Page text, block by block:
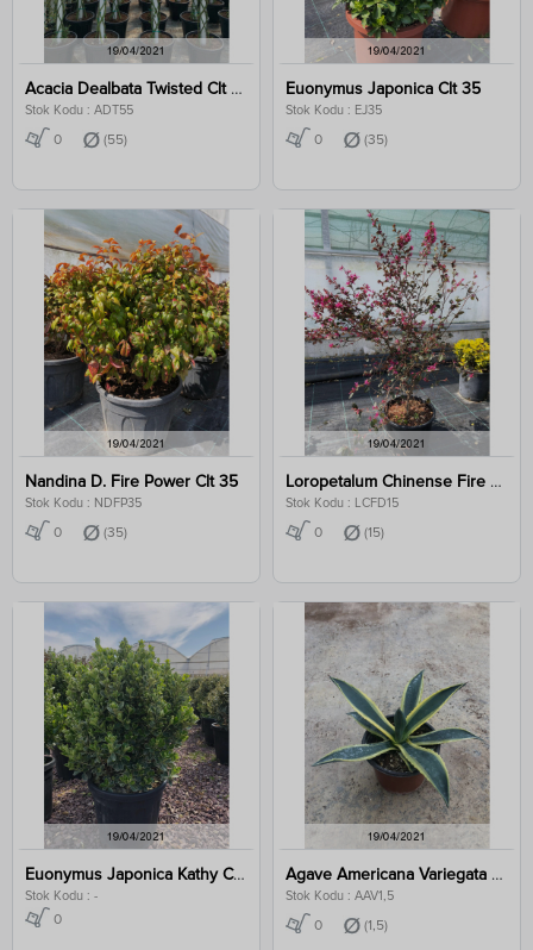
Acacia Dealbata Twisted Clt 55
Stok Kodu : ADT55
0 (55)
Euonymus Japonica Clt 35
Stok Kodu : EJ35
0 (35)
Nandina D. Fire Power Clt 35
Stok Kodu : NDFP35
0 (35)
Loropetalum Chinense Fire Dance Clt 15
Stok Kodu : LCFD15
0 (15)
Euonymus Japonica Kathy Clt 36,5
Stok Kodu : -
0
Agave Americana Variegata Clt 1,5
Stok Kodu : AAV1,5
0 (1,5)